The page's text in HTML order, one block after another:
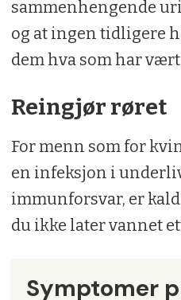
sammenhengende
og at ingen tidligere
dem hva som har
Reingjør røret
For menn som for
en infeksjon i
immunforsvar, er
du ikke later vannet
Symptomer